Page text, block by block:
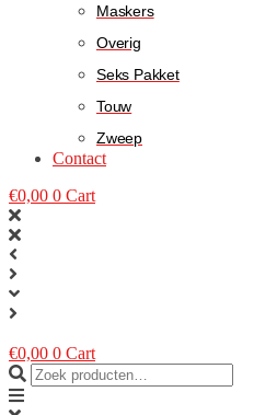
Maskers
Overig
Seks Pakket
Touw
Zweep
Contact
€0,00 0 Cart
€0,00 0 Cart